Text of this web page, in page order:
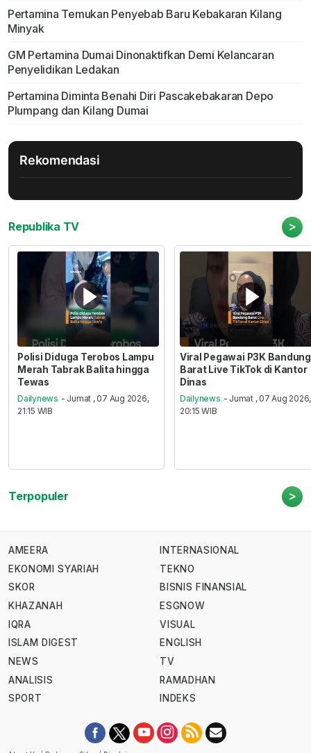
Pertamina Temukan Penyebab Baru Kebakaran Kilang
Minyak
GM Pertamina Dumai Dinonaktifkan Demi Kelancaran
Penyelidikan Ledakan
Pertamina Diminta Benahi Diri Pascakebakaran Depo
Plumpang dan Kilang Dumai
Rekomendasi
Republika TV >
Polisi Diduga Terobos Lampu
Merah Tabrak Balita hingga
Tewas
Dailynews - Jumat , 07 Aug 2026,
21:15 WIB
Viral Pegawai P3K Bandung
Barat Live TikTok di Kantor
Dinas
Dailynews - Jumat , 07 Aug 2026,
20:15 WIB
Terpopuler >
AMEERA
EKONOMI SYARIAH
SKOR
KHAZANAH
IQRA
ISLAM DIGEST
NEWS
ANALISIS
SPORT
INTERNASIONAL
TEKNO
BISNIS FINANSIAL
ESGNOW
VISUAL
ENGLISH
TV
RAMADHAN
INDEKS